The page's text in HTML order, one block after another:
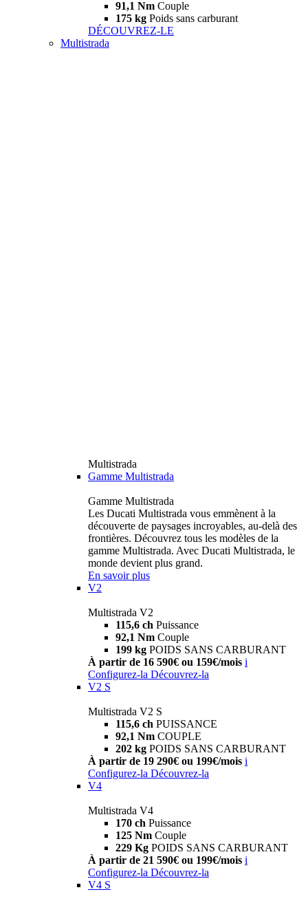
91,1 Nm Couple
175 kg Poids sans carburant
DÉCOUVREZ-LE
Multistrada
Multistrada
Gamme Multistrada
Gamme Multistrada
Les Ducati Multistrada vous emmènent à la
découverte de paysages incroyables, au-delà des
frontières. Découvrez tous les modèles de la
gamme Multistrada. Avec Ducati Multistrada, le
monde devient plus grand.
En savoir plus
V2
Multistrada V2
115,6 ch Puissance
92,1 Nm Couple
199 kg POIDS SANS CARBURANT
À partir de 16 590€ ou 159€/mois i
Configurez-la Découvrez-la
V2 S
Multistrada V2 S
115,6 ch PUISSANCE
92,1 Nm COUPLE
202 kg POIDS SANS CARBURANT
À partir de 19 290€ ou 199€/mois i
Configurez-la Découvrez-la
V4
Multistrada V4
170 ch Puissance
125 Nm Couple
229 Kg POIDS SANS CARBURANT
À partir de 21 590€ ou 199€/mois i
Configurez-la Découvrez-la
V4 S